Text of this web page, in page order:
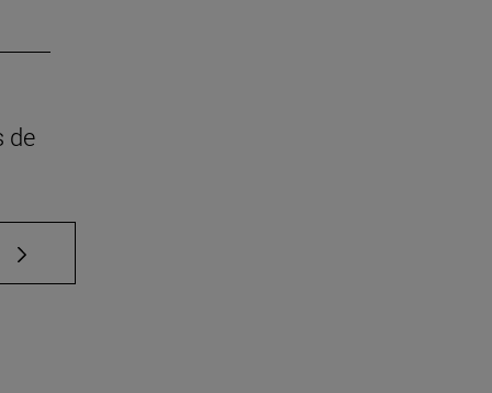
de
TAB para desplazarse.